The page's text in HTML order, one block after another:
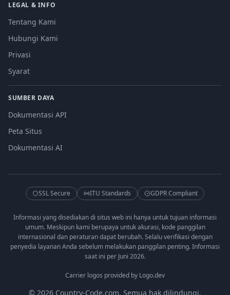
LEGAL & INFO
Tentang Kami
Hubungi Kami
Privasi
Syarat
SUMBER DAYA
Dokumentasi API
Peta Situs
Dokumentasi AI
SSL Secure ITU Standards GDPR Compliant
Informasi yang disediakan di situs web ini hanya untuk tujuan informasi
umum. Meskipun kami berupaya untuk akurasi, kode panggilan
internasional dan peraturan dapat berubah. Selalu verifikasi dengan
penyedia layanan Anda sebelum melakukan panggilan penting. Informasi
saat ini per Juni 2026.
Carrier logos provided by Logo.dev
© 2026 Country-Code.com. Semua hak dilindungi.